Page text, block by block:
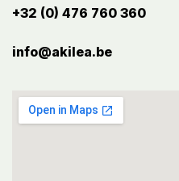
+32 (0) 476 760 360
info@akilea.be​